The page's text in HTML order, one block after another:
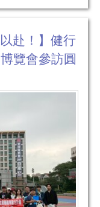
赴！】健行
覽會參訪圓